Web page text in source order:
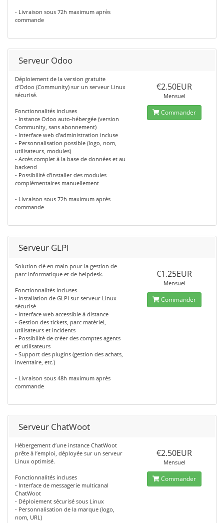
- Livraison sous 72h maximum après
commande
Serveur Odoo
Déploiement de la version gratuite
d’Odoo (Community) sur un serveur Linux
sécurisé.
Fonctionnalités incluses
- Instance Odoo auto-hébergée (version
Community, sans abonnement)
- Interface web d’administration incluse
- Personnalisation possible (logo, nom,
utilisateurs, modules)
- Accès complet à la base de données et au
backend
- Possibilité d’installer des modules
complémentaires manuellement
- Livraison sous 72h maximum après
commande
€2.50EUR
Mensuel
Commander
Serveur GLPI
Solution clé en main pour la gestion de
parc informatique et de helpdesk.
Fonctionnalités incluses
- Installation de GLPI sur serveur Linux
sécurisé
- Interface web accessible à distance
- Gestion des tickets, parc matériel,
utilisateurs et incidents
- Possibilité de créer des comptes agents
et utilisateurs
- Support des plugins (gestion des achats,
inventaire, etc.)
- Livraison sous 48h maximum après
commande
€1.25EUR
Mensuel
Commander
Serveur ChatWoot
Hébergement d’une instance ChatWoot
prête à l’emploi, déployée sur un serveur
Linux optimisé.
Fonctionnalités incluses
- Interface de messagerie multicanal
ChatWoot
- Déploiement sécurisé sous Linux
- Personnalisation de la marque (logo,
nom, URL)
€2.50EUR
Mensuel
Commander